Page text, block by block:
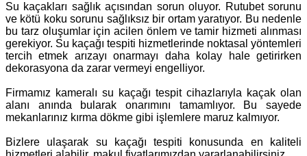
Su kaçakları sağlık açısından sorun oluyor. Rutubet sorunu
ve kötü koku sorunu sağlıksız bir ortam yaratıyor. Bu nedenle
bu tarz oluşumlar için acilen önlem ve tamir hizmeti alınması
gerekiyor. Su kaçağı tespiti hizmetlerinde noktasal yöntemleri
tercih etmek arızayı onarmayı daha kolay hale getirirken
dekorasyona da zarar vermeyi engelliyor.
Firmamız kameralı su kaçağı tespit cihazlarıyla kaçak olan
alanı anında bularak onarımını tamamlıyor. Bu sayede
mekanlarınız kırma dökme gibi işlemlere maruz kalmıyor.
Bizlere ulaşarak su kaçağı tespiti konusunda en kaliteli